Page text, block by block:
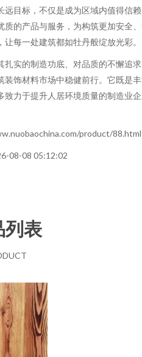
目标，不仅是成为区域内值得信
的产品与服务，为构筑更加安全
每一处建筑都如牡丹般绽放光彩。
实的制造功底、对品质的不懈追
饰材料市场中稳健前行。它既是
力于提升人居环境质量的制造业
product/88.html
08-08 05:12:02
列表